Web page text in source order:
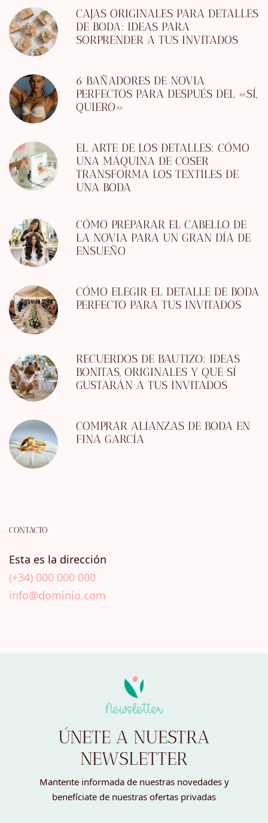
CAJAS ORIGINALES PARA DETALLES
DE BODA: IDEAS PARA
SORPRENDER A TUS INVITADOS
6 BAÑADORES DE NOVIA
PERFECTOS PARA DESPUÉS DEL «SÍ,
QUIERO»
EL ARTE DE LOS DETALLES: CÓMO
UNA MÁQUINA DE COSER
TRANSFORMA LOS TEXTILES DE
UNA BODA
CÓMO PREPARAR EL CABELLO DE
LA NOVIA PARA UN GRAN DÍA DE
ENSUEÑO
CÓMO ELEGIR EL DETALLE DE BODA
PERFECTO PARA TUS INVITADOS
RECUERDOS DE BAUTIZO: IDEAS
BONITAS, ORIGINALES Y QUE SÍ
GUSTARÁN A TUS INVITADOS
COMPRAR ALIANZAS DE BODA EN
FINA GARCÍA
CONTACTO
Esta es la dirección
(+34) 000 000 000
info@dominio.com
Newsletter
ÚNETE A NUESTRA
NEWSLETTER
Mantente informada de nuestras novedades y
benefíciate de nuestras ofertas privadas